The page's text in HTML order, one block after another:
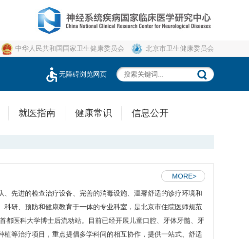
中华人民共和国国家卫生健康委员会 北京市卫生健康委员会
无障碍浏览网页
就医指南 健康常识 信息公开
MORE>
、先进的检查治疗设备、完善的消毒设施、温馨舒适的诊疗环境和
研、预防和健康教育于一体的专业科室，是北京市住院医师规范
都医科大学博士后流动站。目前已经开展儿童口腔、牙体牙髓、牙
植等治疗项目，重点提倡多学科间的相互协作，提供一站式、舒适